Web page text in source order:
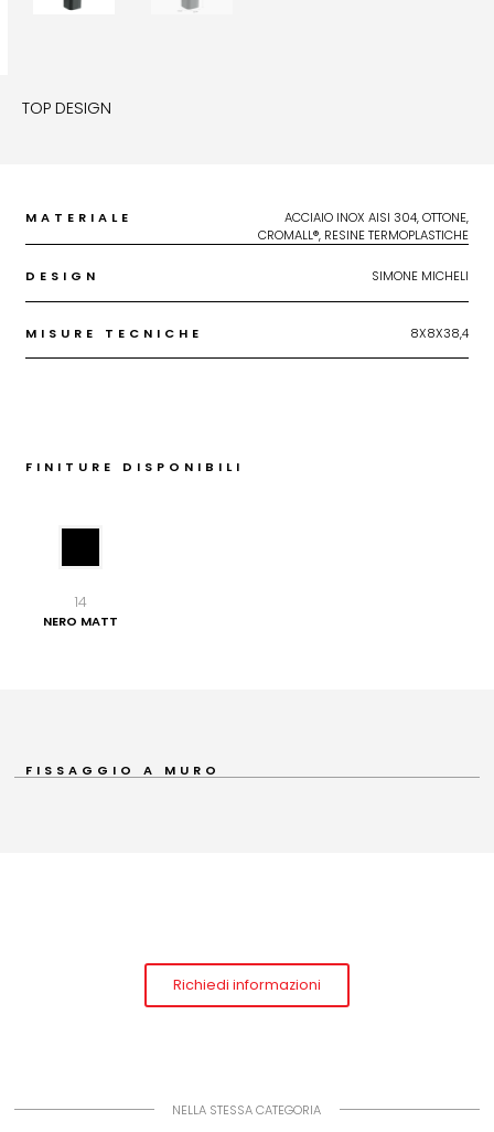
TOP DESIGN
MATERIALE
ACCIAIO INOX AISI 304, OTTONE,
CROMALL®, RESINE TERMOPLASTICHE
DESIGN SIMONE MICHELI
MISURE TECNICHE 8X8X38,4
FINITURE DISPONIBILI
14
NERO MATT
FISSAGGIO A MURO
Richiedi informazioni
NELLA STESSA CATEGORIA